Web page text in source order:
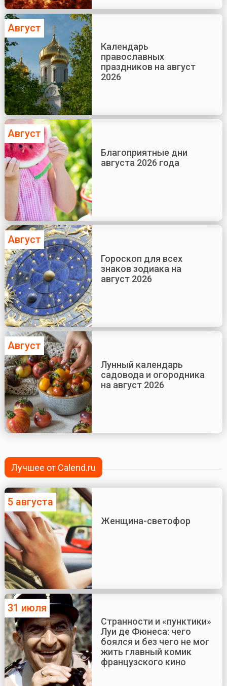
Август
Календарь
православных
праздников на август
2026
Август
Благоприятные дни
августа 2026 года
Август
Гороскоп для всех
знаков зодиака на
август 2026
Август
Лунный календарь
садовода и огородника
на август 2026
Лучшее от Calend.ru
5 августа
Женщина-светофор
31 июля
Странности и «пунктики»
Луи де Фюнеса: чего
боялся и без чего не мог
жить главный комик
французского кино